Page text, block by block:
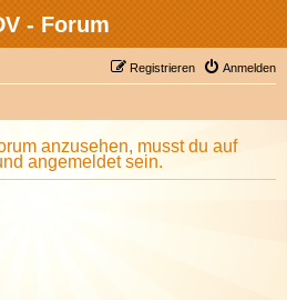
- Forum
Anmelden
Registrieren
anzusehen, musst du auf
angemeldet sein.